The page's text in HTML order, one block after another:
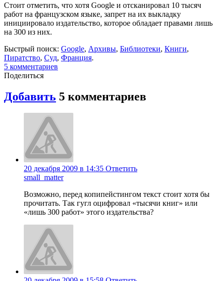
Стоит отметить, что хотя Google и отсканировал 10 тысяч
работ на французском языке, запрет на их выкладку
инициировало издательство, которое обладает правами лишь
на 300 из них.
Быстрый поиск: Google, Архивы, Библиотеки, Книги,
Пиратство, Суд, Франция.
5 комментариев
Поделиться
Добавить 5 комментариев
20 декабря 2009 в 14:35 Ответить
small_matter
Возможно, перед копипейстингом текст стоит хотя бы
прочитать. Так гугл оцифровал «тысячи книг» или
«лишь 300 работ» этого издательства?